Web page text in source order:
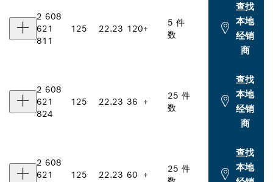
2 608
621
811
125 22.23 120+
5 件
数
查找
本地
经销
商
2 608
621
824
125 22.23 36 +
25 件
数
查找
本地
经销
商
2 608
621
125 22.23 60 +
25 件
查找
本地